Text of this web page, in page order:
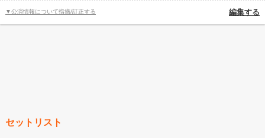
▼公演情報について指摘/訂正する 編集する
セットリスト